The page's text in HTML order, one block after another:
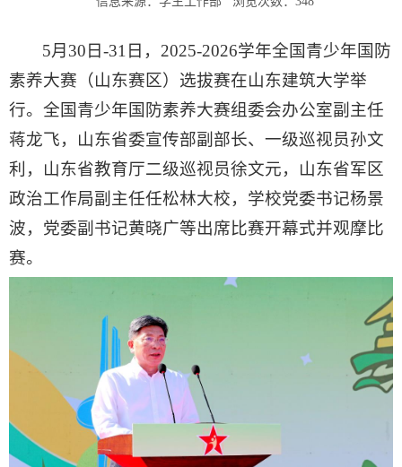
5月30日-31日，2025-2026学年全国青少年国防
素养大赛（山东赛区）选拔赛在山东建筑大学举
行。全国青少年国防素养大赛组委会办公室副主任
蒋龙飞，山东省委宣传部副部长、一级巡视员孙文
利，山东省教育厅二级巡视员徐文元，山东省军区
政治工作局副主任任松林大校，学校党委书记杨景
波，党委副书记黄晓广等出席比赛开幕式并观摩比
赛。